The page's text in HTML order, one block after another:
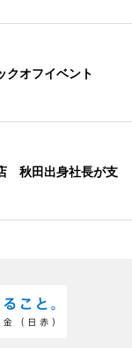
クオフイベント
秋田出身社長が支